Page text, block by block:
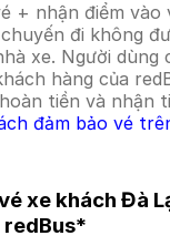
+ nhận điểm vào
đi không
xe. Người dùng
hàng của
tiền và nhận
đảm bảo vé
xe khách Đà